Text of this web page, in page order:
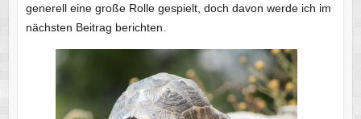
generell eine große Rolle gespielt, doch davon werde ich im
nächsten Beitrag berichten.